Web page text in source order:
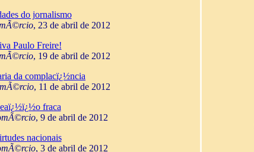
do jornalismo
, 23 de abril de 2012
Paulo Freire!
, 19 de abril de 2012
da complacï¿½ncia
, 11 de abril de 2012
fraca
, 9 de abril de 2012
nacionais
, 3 de abril de 2012